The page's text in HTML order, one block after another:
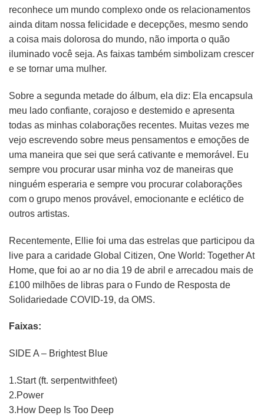
reconhece um mundo complexo onde os relacionamentos
ainda ditam nossa felicidade e decepções, mesmo sendo
a coisa mais dolorosa do mundo, não importa o quão
iluminado você seja. As faixas também simbolizam crescer
e se tornar uma mulher.
Sobre a segunda metade do álbum, ela diz: Ela encapsula
meu lado confiante, corajoso e destemido e apresenta
todas as minhas colaborações recentes. Muitas vezes me
vejo escrevendo sobre meus pensamentos e emoções de
uma maneira que sei que será cativante e memorável. Eu
sempre vou procurar usar minha voz de maneiras que
ninguém esperaria e sempre vou procurar colaborações
com o grupo menos provável, emocionante e eclético de
outros artistas.
Recentemente, Ellie foi uma das estrelas que participou da
live para a caridade Global Citizen, One World: Together At
Home, que foi ao ar no dia 19 de abril e arrecadou mais de
£100 milhões de libras para o Fundo de Resposta de
Solidariedade COVID-19, da OMS.
Faixas:
SIDE A – Brightest Blue
1.Start (ft. serpentwithfeet)
2.Power
3.How Deep Is Too Deep